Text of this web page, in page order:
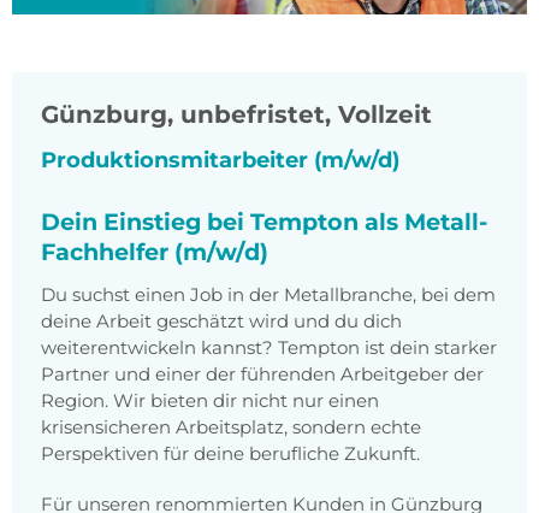
Günzburg, unbefristet, Vollzeit
Produktionsmitarbeiter (m/w/d)
Dein Einstieg bei Tempton als Metall-
Fachhelfer (m/w/d)
Du suchst einen Job in der Metallbranche, bei dem
deine Arbeit geschätzt wird und du dich
weiterentwickeln kannst? Tempton ist dein starker
Partner und einer der führenden Arbeitgeber der
Region. Wir bieten dir nicht nur einen
krisensicheren Arbeitsplatz, sondern echte
Perspektiven für deine berufliche Zukunft.
Für unseren renommierten Kunden in Günzburg